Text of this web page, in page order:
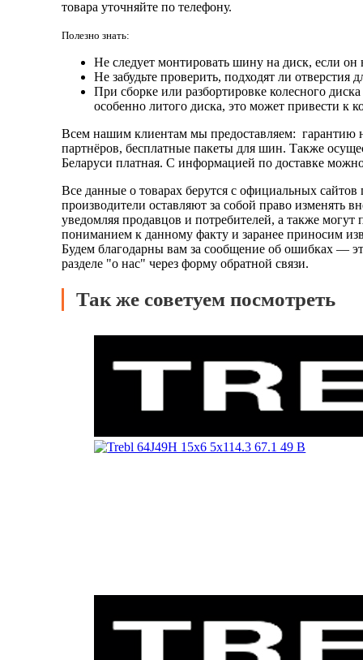
товара уточняйте по телефону.
Полезно знать:
Не следует монтировать шину на диск, если
Не забудьте проверить, подходят ли отверстия
При сборке или разбортировке колесного
особенно литого диска, это может привести к
Всем нашим клиентам мы предоставляем:
партнёров, бесплатные пакеты для шин. Также
Беларуси платная. С информацией по доставке
Все данные о товарах берутся с официальных
производители оставляют за собой право изменять
уведомляя продавцов и потребителей, а также
пониманием к данному факту и заранее приносим
Будем благодарны вам за сообщение об ошибках —
разделе "о нас" через форму обратной связи.
Так же советуем посмотреть